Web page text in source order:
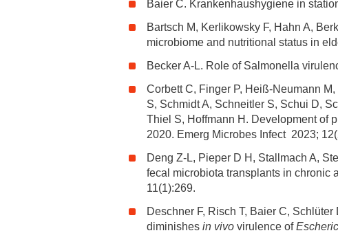
Zentrale Forschungseinrichtung Elektronenmikroskopie
Akademische Karriereentwicklung
Ansprechpersonen
Hannover Biomedical Research School (HBRS)
Für Postdoktorand:innen
Baier C. Krankenhaushygiene in
Bartsch M, Kerlikowsky F, Hahn A,
microbiome and nutritional status in
Becker A-L. Role of Salmonella
Corbett C, Finger P, Heiß-Neumann
S, Schmidt A, Schneitler S, Schui D,
Thiel S, Hoffmann H. Development of
2020. Emerg Microbes Infect 2023;
Deng Z-L, Pieper D H, Stallmach A,
fecal microbiota transplants in chronic
11(1):269.
Deschner F, Risch T, Baier C,
diminishes in vivo virulence of